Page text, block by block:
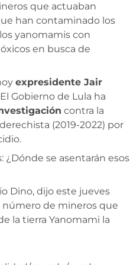
que actuaban
han contaminado los
yanomamis con
en busca de
expresidente Jair
Gobierno de Lula ha
contra la
(2019-2022) por
¿Dónde se asentarán esos
Dino, dijo este jueves
número de mineros que
la tierra Yanomami la